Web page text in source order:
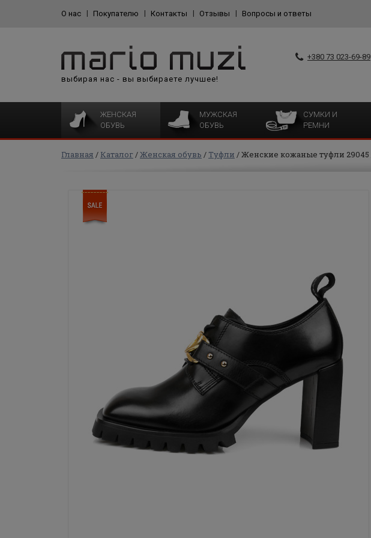
О нас Покупателю Контакты Отзывы Вопросы и ответы
выбирая нас - вы выбираете лучшее!
+380 73 023-69-89
ЖЕНСКАЯ
ОБУВЬ
МУЖСКАЯ
ОБУВЬ
СУМКИ И
РЕМНИ
Главная Каталог Женская обувь Туфли Женские кожаные туфли 29045